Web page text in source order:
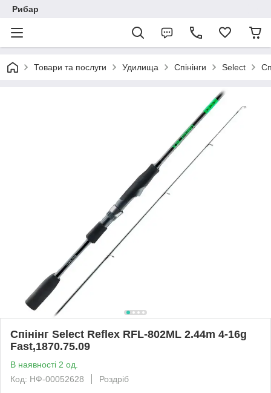
Рибар
Товари та послуги Удилища Спінінги Select
Спінінг Select Reflex RFL-802ML 2.44m 4-16g
Fast,1870.75.09
В наявності 2 од.
Код: НФ-00052628
Роздріб